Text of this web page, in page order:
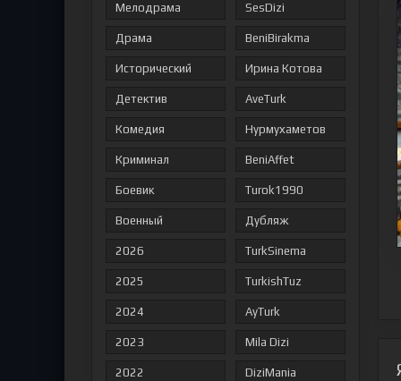
Мелодрама
Драма
Исторический
Детектив
Комедия
Криминал
Боевик
Военный
2026
2025
2024
2023
2022
SesDizi
BeniBirakma
Ирина Котова
AveTurk
Нурмухаметов
BeniAffet
Turok1990
Дубляж
TurkSinema
TurkishTuz
AyTurk
Mila Dizi
DiziMania